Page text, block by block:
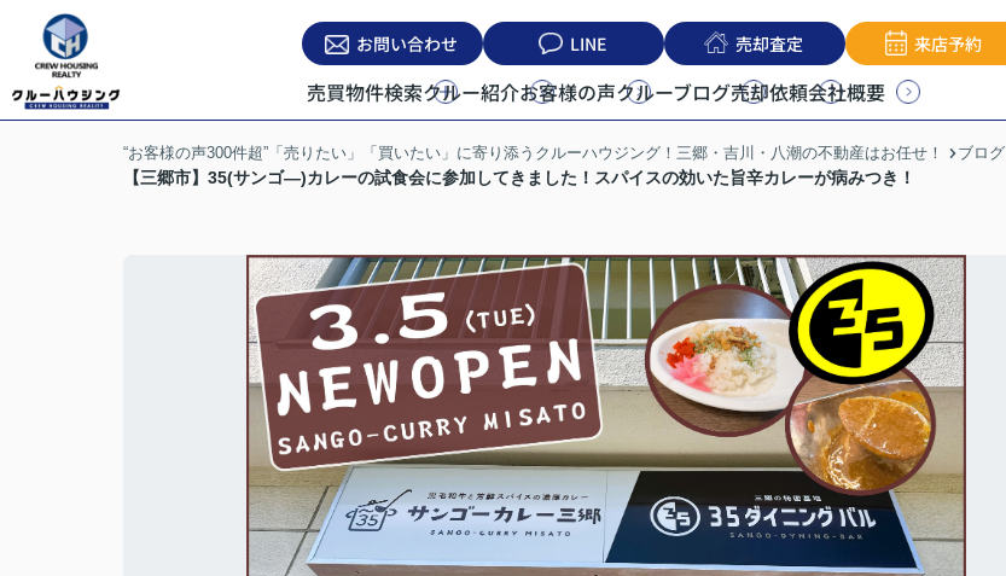
お問い合わせ LINE 売却査定 来店予約
売買物件検索クルー紹介お客様の声クルーブログ売却依頼会社概要
“お客様の声300件超”「売りたい」「買いたい」に寄り添うクルーハウジング！三郷・吉川・八潮の不動産はお任せ！ ブログ
【三郷市】35(サンゴ―)カレーの試食会に参加してきました！スパイスの効いた旨辛カレーが病みつき！